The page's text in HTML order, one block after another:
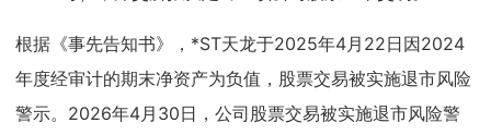
根据《事先告知书》，*ST天龙于2025年4月22日因2024
年度经审计的期末净资产为负值，股票交易被实施退市风险
警示。2026年4月30日，公司股票交易被实施退市风险警